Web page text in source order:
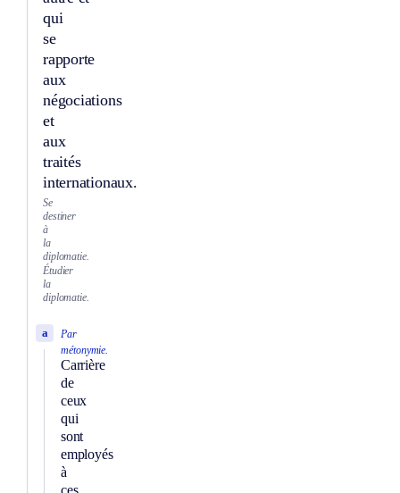
qui
se
rapporte
aux
négociations
et
aux
traités
internationaux.
Se
destiner
à
la
diplomatie.
Étudier
la
diplomatie.
Par
métonymie.
Carrière
de
ceux
qui
sont
employés
à
ces
a